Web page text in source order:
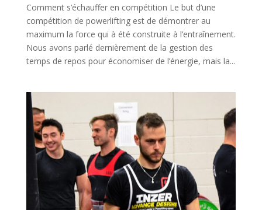
Comment s’échauffer en compétition Le but d’une
compétition de powerlifting est de démontrer au
maximum la force qui à été construite à l’entraînement.
Nous avons parlé dernièrement de la gestion des
temps de repos pour économiser de l’énergie, mais la...